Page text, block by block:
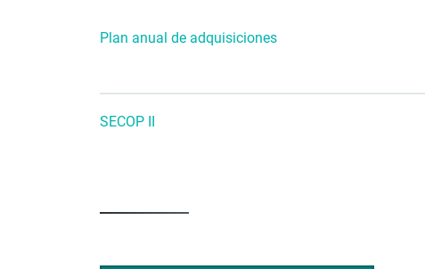
Plan anual de adquisiciones
SECOP II